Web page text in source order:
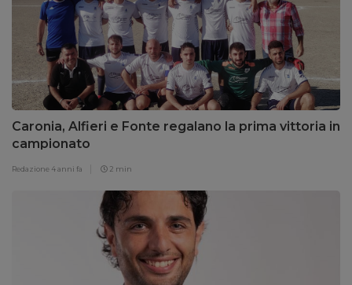
Caronia, Alfieri e Fonte regalano la prima vittoria in
campionato
Redazione 4 anni fa 2 min